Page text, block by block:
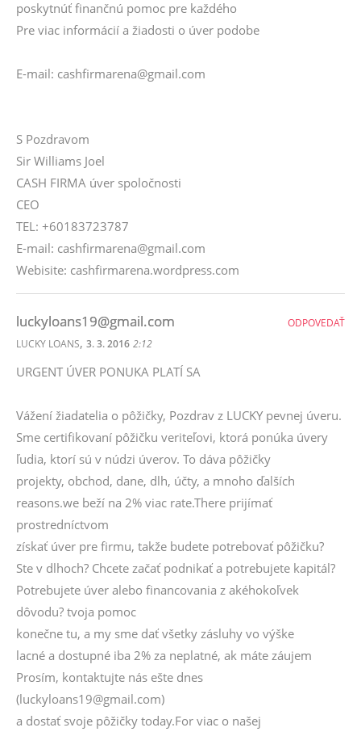
poskytnúť finančnú pomoc pre každého
Pre viac informácií a žiadosti o úver podobe
E-mail: cashfirmarena@gmail.com
S Pozdravom
Sir Williams Joel
CASH FIRMA úver spoločnosti
CEO
TEL: +60183723787
E-mail: cashfirmarena@gmail.com
Webisite: cashfirmarena.wordpress.com
luckyloans19@gmail.com
LUCKY LOANS, 3. 3. 2016 2:12
URGENT ÚVER PONUKA PLATÍ SA
Vážení žiadatelia o pôžičky, Pozdrav z LUCKY pevnej úveru.
Sme certifikovaní pôžičku veriteľovi, ktorá ponúka úvery
ľudia, ktorí sú v núdzi úverov. To dáva pôžičky
projekty, obchod, dane, dlh, účty, a mnoho ďalších
reasons.we beží na 2% viac rate.There prijímať
prostredníctvom
získať úver pre firmu, takže budete potrebovať pôžičku?
Ste v dlhoch? Chcete začať podnikať a potrebujete kapitál?
Potrebujete úver alebo financovania z akéhokoľvek
dôvodu? tvoja pomoc
konečne tu, a my sme dať všetky zásluhy vo výške
lacné a dostupné iba 2% za neplatné, ak máte záujem
Prosím, kontaktujte nás ešte dnes
(luckyloans19@gmail.com)
a dostať svoje pôžičky today.For viac o našej
ODPOVEDAŤ